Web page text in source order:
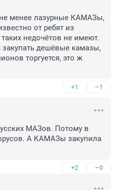
менее лазурные КАМАЗы,
от ребят из
недочётов не имеют.
закупать дешёвые камазы,
торгуется, это ж
+1 –1
МАЗов. Потому в
А КАМАЗы закупила
+2 –0